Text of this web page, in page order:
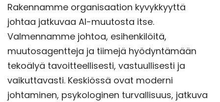
Rakennamme organisaation kyvykkyyttä
johtaa jatkuvaa AI-muutosta itse.
Valmennamme johtoa, esihenkilöitä,
muutosagentteja ja tiimejä hyödyntämään
tekoälyä tavoitteellisesti, vastuullisesti ja
vaikuttavasti. Keskiössä ovat moderni
johtaminen, psykologinen turvallisuus, jatkuva